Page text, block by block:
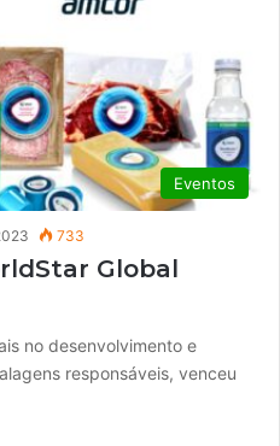
Eventos
733
Global
no desenvolvimento e
responsáveis, venceu